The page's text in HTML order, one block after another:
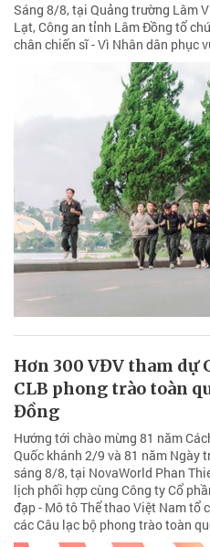
Sáng 8/8, tại Quảng trường Lâm
Lạt, Công an tỉnh Lâm Đồng tổ
chân chiến sĩ - Vì Nhân dân phục
Hơn 300 VĐV tham dự
CLB phong trào toàn
Đồng
Hướng tới chào mừng 81 năm
Quốc khánh 2/9 và 81 năm Ngày
sáng 8/8, tại NovaWorld Phan
lịch phối hợp cùng Công ty Cổ
đạp - Mô tô Thể thao Việt Nam tổ
các Câu lạc bộ phong trào toàn